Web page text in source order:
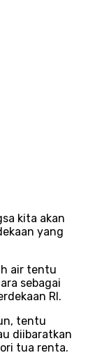
kita akan
yang
air tentu
sebagai
RI.
tentu
diibaratkan
tua renta.